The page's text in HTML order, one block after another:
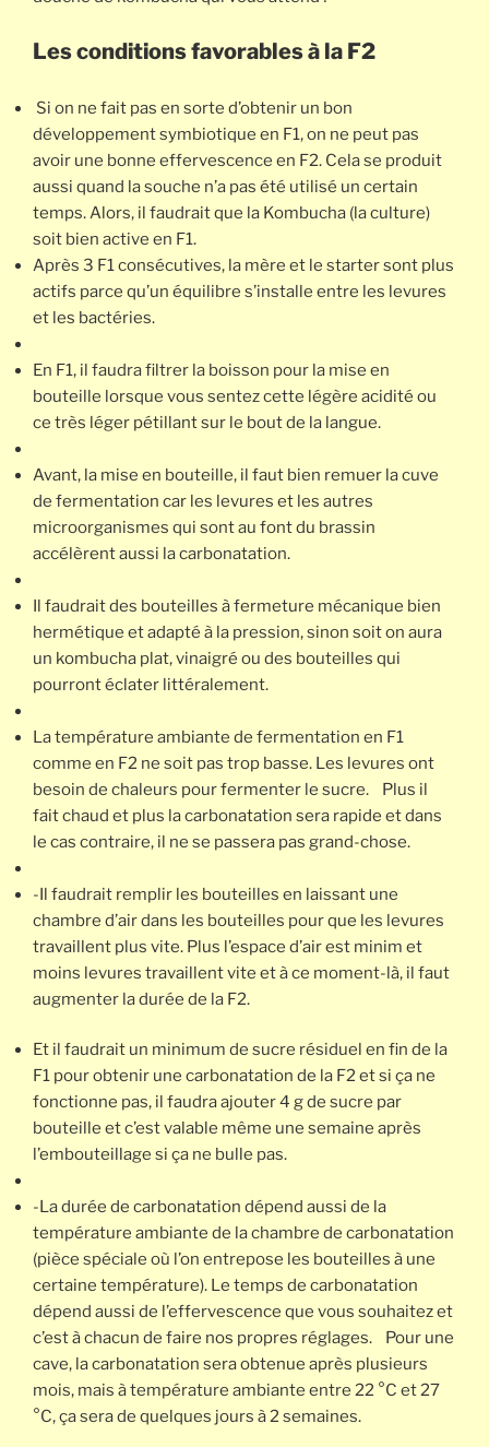
Les conditions favorables à la F2
Si on ne fait pas en sorte d’obtenir un bon
développement symbiotique en F1, on ne peut pas
avoir une bonne effervescence en F2. Cela se produit
aussi quand la souche n’a pas été utilisé un certain
temps. Alors, il faudrait que la Kombucha (la culture)
soit bien active en F1.
Après 3 F1 consécutives, la mère et le starter sont plus
actifs parce qu’un équilibre s’installe entre les levures
et les bactéries.
En F1, il faudra filtrer la boisson pour la mise en
bouteille lorsque vous sentez cette légère acidité ou
ce très léger pétillant sur le bout de la langue.
Avant, la mise en bouteille, il faut bien remuer la cuve
de fermentation car les levures et les autres
microorganismes qui sont au font du brassin
accélèrent aussi la carbonatation.
Il faudrait des bouteilles à fermeture mécanique bien
hermétique et adapté à la pression, sinon soit on aura
un kombucha plat, vinaigré ou des bouteilles qui
pourront éclater littéralement.
La température ambiante de fermentation en F1
comme en F2 ne soit pas trop basse. Les levures ont
besoin de chaleurs pour fermenter le sucre. Plus il
fait chaud et plus la carbonatation sera rapide et dans
le cas contraire, il ne se passera pas grand-chose.
-Il faudrait remplir les bouteilles en laissant une
chambre d’air dans les bouteilles pour que les levures
travaillent plus vite. Plus l’espace d’air est minim et
moins levures travaillent vite et à ce moment-là, il faut
augmenter la durée de la F2.
Et il faudrait un minimum de sucre résiduel en fin de la
F1 pour obtenir une carbonatation de la F2 et si ça ne
fonctionne pas, il faudra ajouter 4 g de sucre par
bouteille et c’est valable même une semaine après
l’embouteillage si ça ne bulle pas.
-La durée de carbonatation dépend aussi de la
température ambiante de la chambre de carbonatation
(pièce spéciale où l’on entrepose les bouteilles à une
certaine température). Le temps de carbonatation
dépend aussi de l’effervescence que vous souhaitez et
c’est à chacun de faire nos propres réglages. Pour une
cave, la carbonatation sera obtenue après plusieurs
mois, mais à température ambiante entre 22 °C et 27
°C, ça sera de quelques jours à 2 semaines.